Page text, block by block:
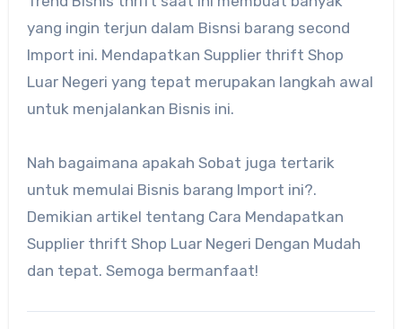
yang ingin terjun dalam Bisnsi barang second
Import ini. Mendapatkan Supplier thrift Shop
Luar Negeri yang tepat merupakan langkah awal
untuk menjalankan Bisnis ini.
Nah bagaimana apakah Sobat juga tertarik
untuk memulai Bisnis barang Import ini?.
Demikian artikel tentang Cara Mendapatkan
Supplier thrift Shop Luar Negeri Dengan Mudah
dan tepat. Semoga bermanfaat!